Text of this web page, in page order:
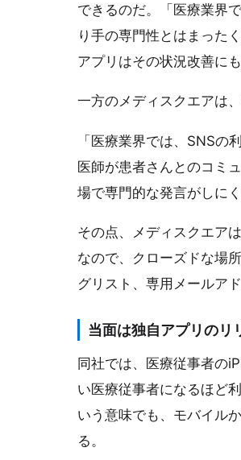
できるのだ。「医療業界
り手の専門性とはまった
アプリはその状況改善に
一方のメディスクエアは
「医療業界では、SNSの
医師が患者さんとのコミ
場で専門的な発言がしに
その点、メディスクエア
なので、クローズドな場
グリスト、専用メールア
当面は独自アプリのリ
同社では、医療従事者の
い医療従事者になるほど
いう意味でも、モバイル
る。